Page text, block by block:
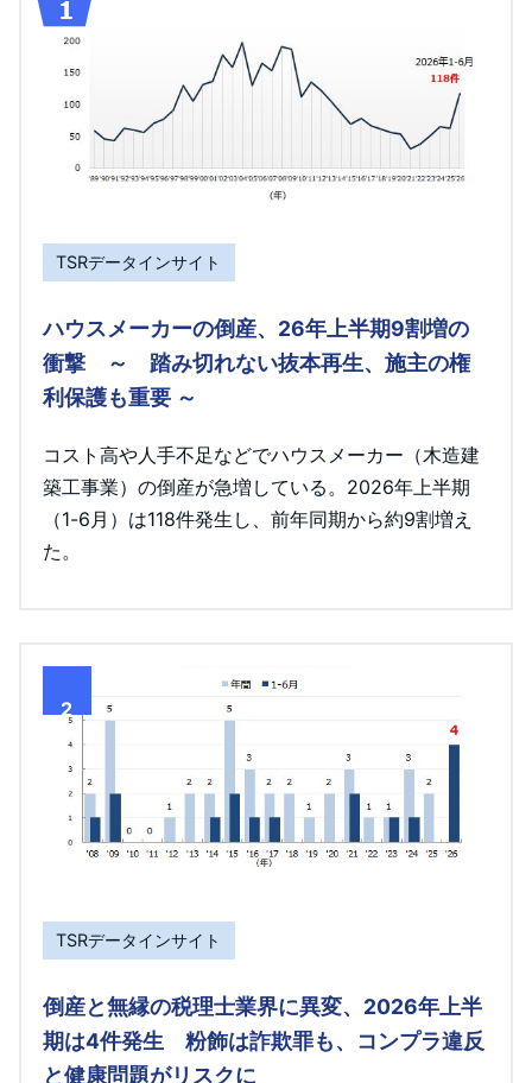
TSRデータインサイト
ハウスメーカーの倒産、26年上半期9割増の
衝撃 ～ 踏み切れない抜本再生、施主の権
利保護も重要 ～
コスト高や人手不足などでハウスメーカー（木造建
築工事業）の倒産が急増している。2026年上半期
（1-6月）は118件発生し、前年同期から約9割増え
た。
2
TSRデータインサイト
倒産と無縁の税理士業界に異変、2026年上半
期は4件発生 粉飾は詐欺罪も、コンプラ違反
と健康問題がリスクに